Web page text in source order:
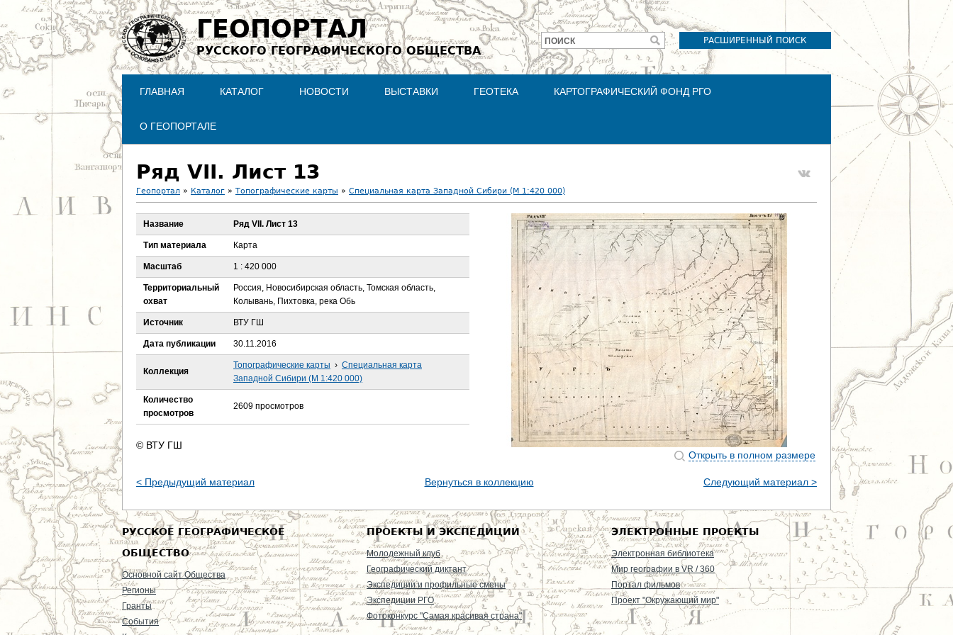
Jump to navigation
ГЕОПОРТАЛ
РУССКОГО ГЕОГРАФИЧЕСКОГО ОБЩЕСТВА
РАСШИРЕННЫЙ ПОИСК
Форма
поиска
ПОИСК
ГЛАВНАЯ КАТАЛОГ НОВОСТИ ВЫСТАВКИ ГЕОТЕКА КАРТОГРАФИЧЕСКИЙ ФОНД РГО
О ГЕОПОРТАЛЕ
Ряд VII. Лист 13
В
ы
д
е
с
Геопортал » Каталог » Топографические карты » Специальная карта Западной Сибири (М 1:420 000)
Открыть в полном размере
Название Ряд VII. Лист 13
Тип материала Карта
Масштаб 1 : 420 000
Территориальный
охват
Россия, Новосибирская область, Томская область,
Колывань, Пихтовка, река Обь
Источник ВТУ ГШ
Дата публикации 30.11.2016
Коллекция
Топографические карты › Специальная карта
Западной Сибири (М 1:420 000)
Количество
просмотров
2609 просмотров
© ВТУ ГШ
< Предыдущий материал Вернуться в коллекцию Следующий материал >
РУССКОЕ ГЕОГРАФИЧЕСКОЕ
ОБЩЕСТВО
Основной сайт Общества
Регионы
Гранты
События
ПРОЕКТЫ И ЭКСПЕДИЦИИ
Молодежный клуб
Географический диктант
Экспедиции и профильные смены
Экспедиции РГО
Фотоконкурс "Самая красивая страна"
ЭЛЕКТРОННЫЕ ПРОЕКТЫ
Электронная библиотека
Мир географии в VR / 360
Портал фильмов
Проект "Окружающий мир"